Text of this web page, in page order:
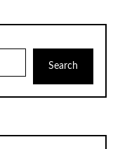
Search